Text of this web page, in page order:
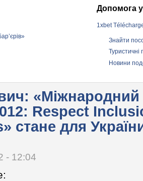
Допомога у
1xbet
Знайти
Туристичні
Новини
«Міжнародний
Respect
стане для
- 12:04